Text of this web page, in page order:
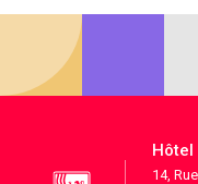
Hôtel
14,